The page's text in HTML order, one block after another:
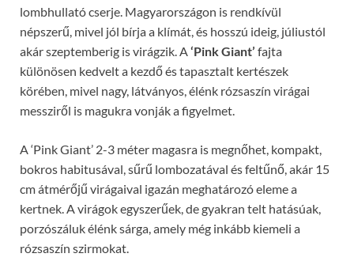
lombhullató cserje. Magyarországon is rendkívül
népszerű, mivel jól bírja a klímát, és hosszú ideig, júliustól
akár szeptemberig is virágzik. A ‘Pink Giant’ fajta
különösen kedvelt a kezdő és tapasztalt kertészek
körében, mivel nagy, látványos, élénk rózsaszín virágai
messziről is magukra vonják a figyelmet.
A ‘Pink Giant’ 2-3 méter magasra is megnőhet, kompakt,
bokros habitusával, sűrű lombozatával és feltűnő, akár 15
cm átmérőjű virágaival igazán meghatározó eleme a
kertnek. A virágok egyszerűek, de gyakran telt hatásúak,
porzószáluk élénk sárga, amely még inkább kiemeli a
rózsaszín szirmokat.